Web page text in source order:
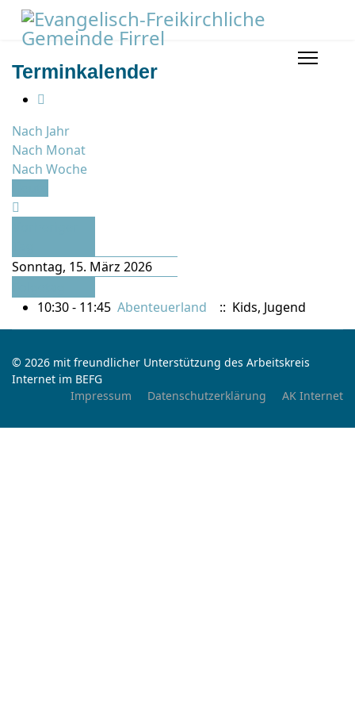
Terminkalender
Nach Jahr
Nach Monat
Nach Woche
Sonntag, 15. März 2026
10:30 - 11:45 Abenteuerland :: Kids, Jugend
© 2026 mit freundlicher Unterstützung des Arbeitskreis
Internet im BEFG
Impressum
Datenschutzerklärung AK Internet